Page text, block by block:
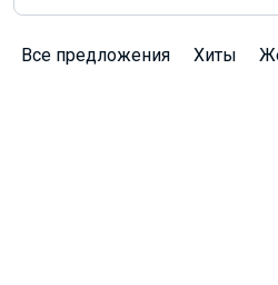
Все предложения Хиты